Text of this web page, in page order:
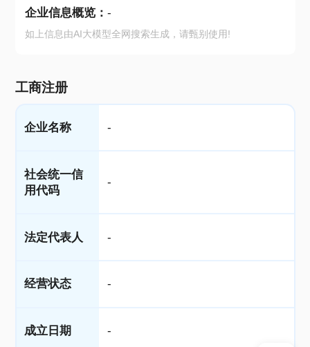
企业信息概览： -
如上信息由AI大模型全网搜索生成，请甄别使用!
工商注册
企业名称 -
社会统一信
用代码
-
法定代表人 -
经营状态 -
成立日期 -